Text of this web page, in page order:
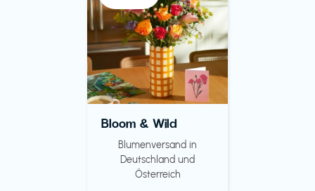
Bloom & Wild
Blumenversand in
Deutschland und
Österreich